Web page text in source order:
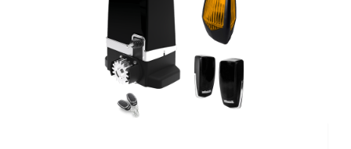
Nespecificat(5)